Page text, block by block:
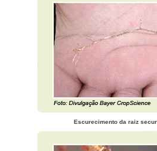
Escurecimento da raiz